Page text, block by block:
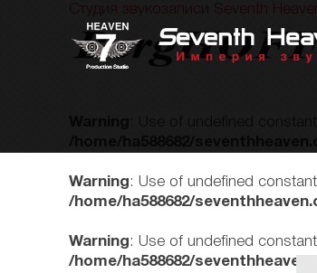
Студия звукозаписи Seventh Heaven
: Use of undefined
/home/ha588682/
Warning: Use of undefined
/home/ha588682/
Warning: Use of undefined
/home/ha588682/